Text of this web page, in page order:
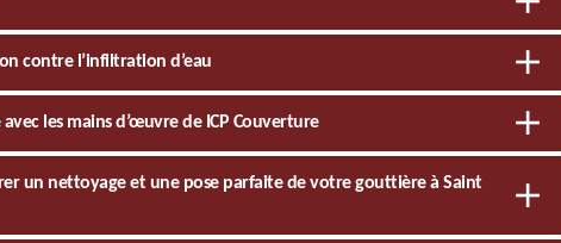
contre l’infiltration d’eau
les mains d’œuvre de ICP Couverture
un nettoyage et une pose parfaite de votre gouttière à Saint